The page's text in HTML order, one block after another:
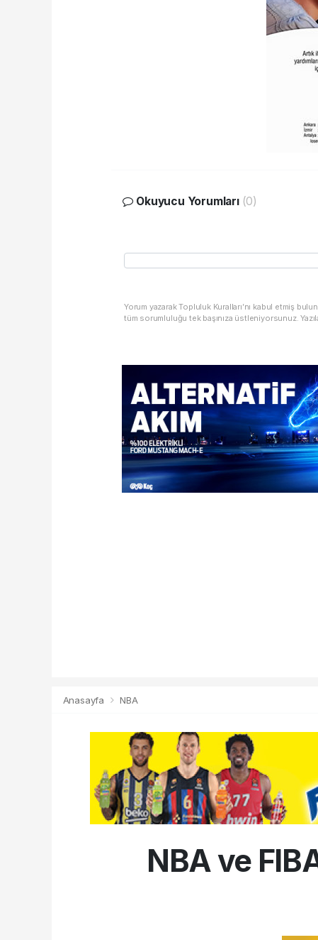
Okuyucu Yorumları (0)
Yorum yazarak Topluluk Kuralları’nı kabul etmiş
tüm sorumluluğu tek başınıza üstleniyorsunuz.
Anasayfa NBA
NBA ve